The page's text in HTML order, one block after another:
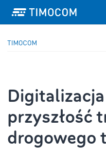
TIMOCOM
przyszłość
drogowego